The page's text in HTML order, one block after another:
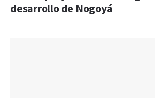
desarrollo de Nogoyá